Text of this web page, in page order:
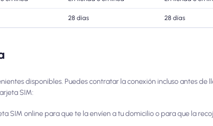
28 días 28 días
disponibles. Puedes contratar la conexión incluso antes de
SIM:
SIM online para que te la envíen a tu domicilio o para que la